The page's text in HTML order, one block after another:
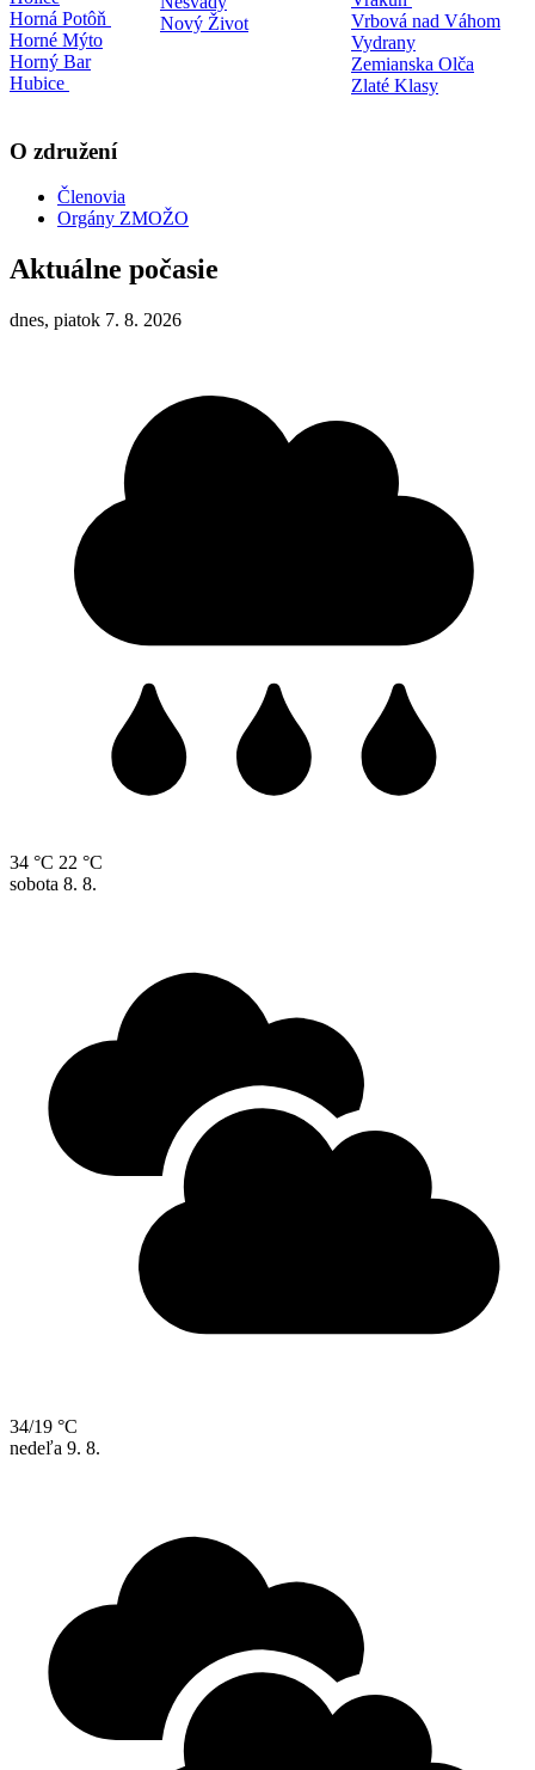
Horná Potôň
Horné Mýto
Horný Bar
Hubice
Nový Život
Vrbová nad Váhom
Vydrany
Zemianska Olča
Zlaté Klasy
O združení
Členovia
Orgány ZMOŽO
Aktuálne počasie
dnes, piatok 7. 8. 2026
34 °C 22 °C
sobota 8. 8.
34/19 °C
nedeľa 9. 8.